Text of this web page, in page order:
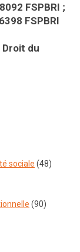
FSPBRI ;
FSPBRI
Droit du
sociale (48)
(90)